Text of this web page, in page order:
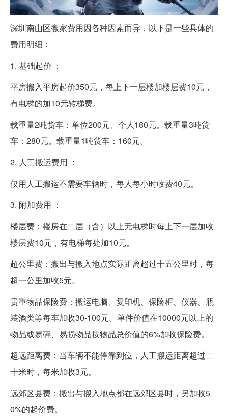
深圳南山区搬家费用因各种因素而异，以下是一些具体的
费用明细：
1. 基础起价 ：
平房搬入平房起价350元，每上下一层楼加楼层费10元，
有电梯的加10元转梯费。
载重量2吨货车：单位200元、个人180元。载重量3吨货
车：280元。载重量1吨货车：160元。
2. 人工搬运费用 ：
仅用人工搬运不需要车辆时，每人每小时收费40元。
3. 附加费用 ：
楼层费：楼房在二层（含）以上无电梯时每上下一层加收
楼层费10元，有电梯每处加10元。
超公里费：搬出与搬入地点实际距离超过十五公里时，每
超一公里加收5元。
贵重物品保险费：搬运电脑、复印机、保险柜、仪器、瓶
装酒类等每车加收30-100元。单件价值在10000元以上的
物品或易碎、易损物品按物品总价值的6%加收保险费。
超远距离费：当车辆不能停靠到位，人工搬运距离超过二
十米时，每米加收3元。
远郊区县费：搬出与搬入地点都在远郊区县时，另加收5
0%的起价费。